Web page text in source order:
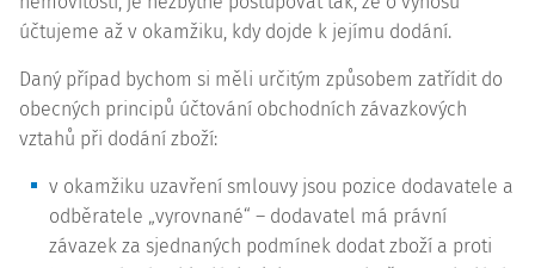
účtujeme až v okamžiku, kdy dojde k jejímu dodání.
Daný případ bychom si měli určitým způsobem zatřídit do
obecných principů účtování obchodních závazkových
vztahů při dodání zboží:
v okamžiku uzavření smlouvy jsou pozice dodavatele a
odběratele „vyrovnané“ – dodavatel má právní
závazek za sjednaných podmínek dodat zboží a proti